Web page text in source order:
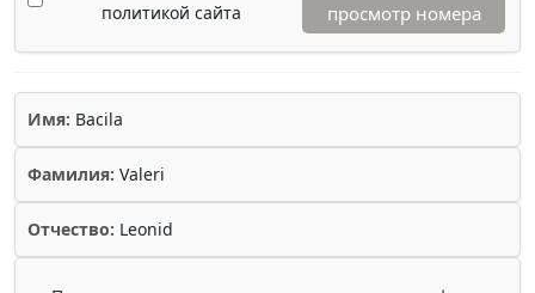
политикой сайта
просмотр номера
Имя: Bacila
Фамилия: Valeri
Отчество: Leonid